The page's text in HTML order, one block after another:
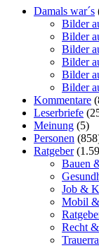
Damals war´s
Bilder
Bilder
Bilder
Bilder
Bilder
Bilder
Kommentare
Leserbriefe
Meinung (5)
Personen
Ratgeber
Bauen
Job &
Mobil
Recht